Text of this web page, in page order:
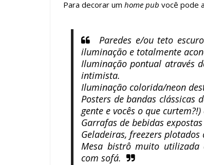
Para decorar um home pub você pode
Paredes e/ou teto
iluminação e totalmente
Iluminação pontual através
intimista.
Iluminação colorida/neon
Posters de bandas clássicas
gente e vocês o que
Garrafas de bebidas
Geladeiras, freezers
Mesa bistrô muito utilizada
com sofá.